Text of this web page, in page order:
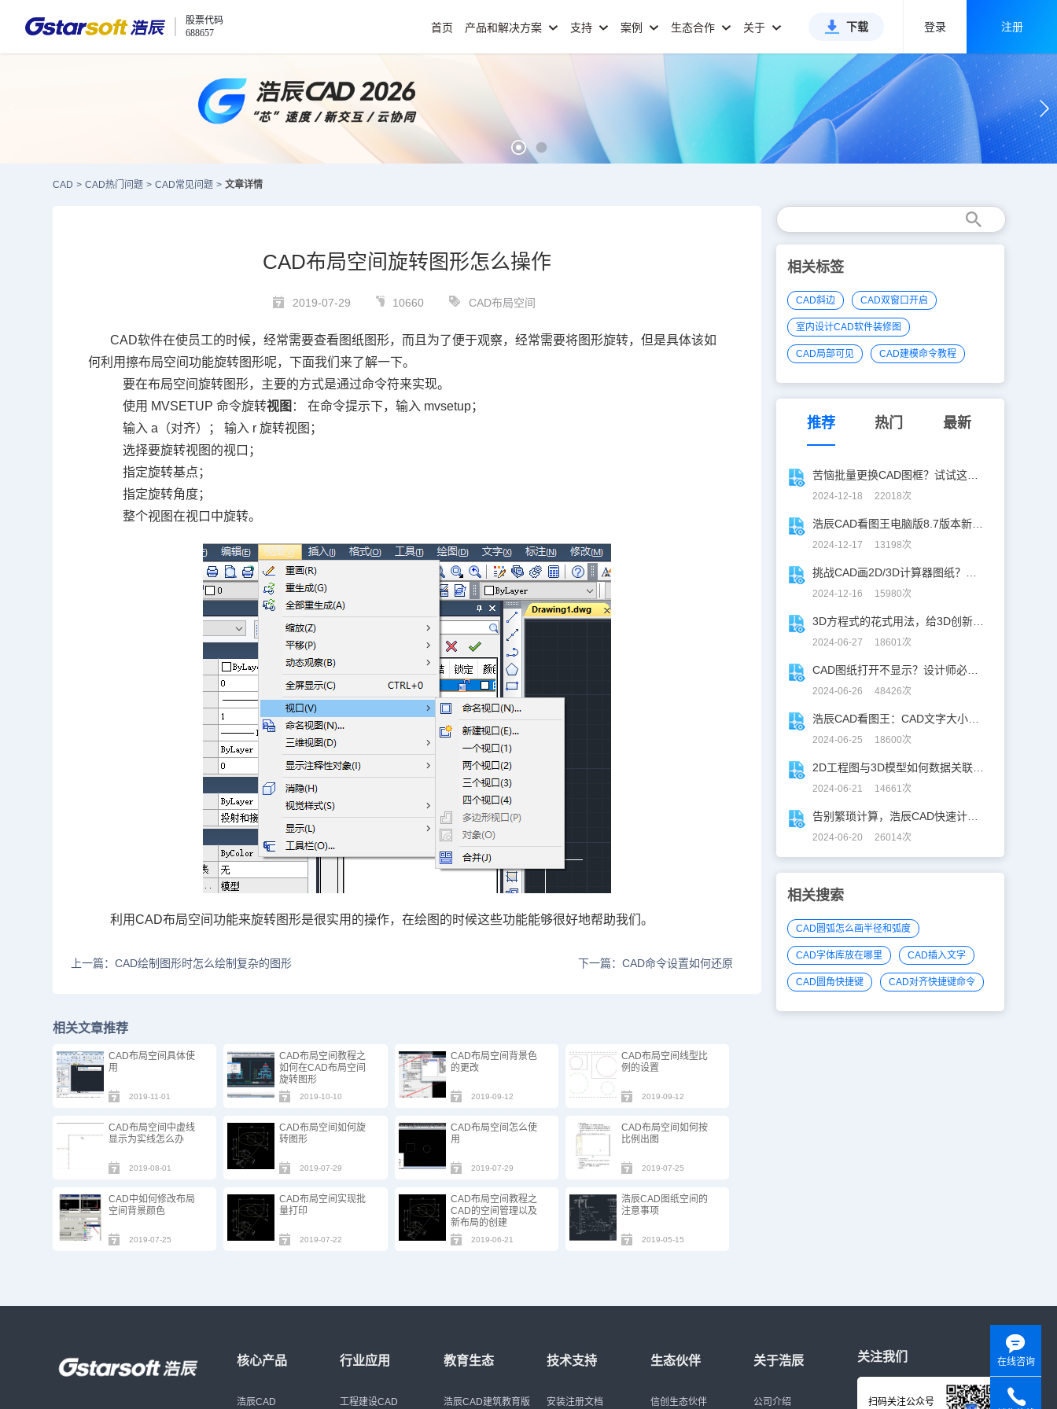
股票代码
688657
首页 产品和解决方案 支持 案例 生态合作 关于 下载 登录 注册
CAD > CAD热门问题 > CAD常见问题 > 文章详情
CAD布局空间旋转图形怎么操作
2019-07-29 10660 CAD布局空间
CAD软件在使员工的时候，经常需要查看图纸图形，而且为了便于观察，经常需要将图形旋转，但是具体该如
何利用擦布局空间功能旋转图形呢，下面我们来了解一下。
要在布局空间旋转图形，主要的方式是通过命令符来实现。
使用 MVSETUP命令旋转视图 ： 在命令提示下，输入 mvsetup；
输入 a （对齐）； 输入 r旋转视图；
选择要旋转视图的视口；
指定旋转基点；
指定旋转角度；
整个视图在视口中旋转。
利用CAD布局空间功能来旋转图形是很实用的操作，在绘图的时候这些功能能够很好地帮助我们。
上一篇：CAD绘制图形时怎么绘制复杂的图形 下一篇：CAD命令设置如何还原
相关文章推荐
CAD布局空间具体使
用
2019-11-01
CAD布局空间教程之
如何在CAD布局空间
旋转图形
2019-10-10
CAD布局空间背景色
的更改
2019-09-12
CAD布局空间线型比
例的设置
2019-09-12
CAD布局空间中虚线
显示为实线怎么办
2019-08-01
CAD布局空间如何旋
转图形
2019-07-29
CAD布局空间怎么使
用
2019-07-29
CAD布局空间如何按
比例出图
2019-07-25
CAD中如何修改布局
空间背景颜色
2019-07-25
CAD布局空间实现批
量打印
2019-07-22
CAD布局空间教程之
CAD的空间管理以及
新布局的创建
2019-06-21
浩辰CAD图纸空间的
注意事项
2019-05-15
相关标签
CAD斜边 CAD双窗口开启
室内设计CAD软件装修图
CAD局部可见 CAD建模命令教程
推荐 热门 最新
2024-12-18 22018次
2024-12-17 13198次
2024-12-16 15980次
2024-06-27 18601次
2024-06-26 48426次
2024-06-25 18600次
2024-06-21 14661次
2024-06-20 26014次
相关搜索
CAD圆弧怎么画半径和弧度
CAD字体库放在哪里 CAD插入文字
CAD圆角快捷键 CAD对齐快捷键命令
核心产品
浩辰CAD
行业应用
工程建设CAD
教育生态
浩辰CAD建筑教育版
技术支持
安装注册文档
生态伙伴
信创生态伙伴
关于浩辰
公司介绍
关注我们
扫码关注公众号
在线咨询